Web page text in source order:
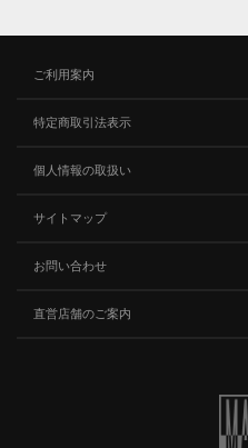
ご利用案内
特定商取引法表示
個人情報の取扱い
サイトマップ
お問い合わせ
直営店舗のご案内